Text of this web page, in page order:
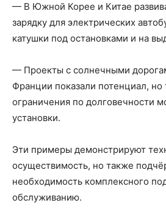
— В Южной Корее и Китае
зарядку для электрических
катушки под остановками и на
— Проекты с солнечными
Франции показали потенциал, но
ограничения по долговечности
установки.
Эти примеры демонстрируют
осуществимость, но также
необходимость комплексного
обслуживанию.